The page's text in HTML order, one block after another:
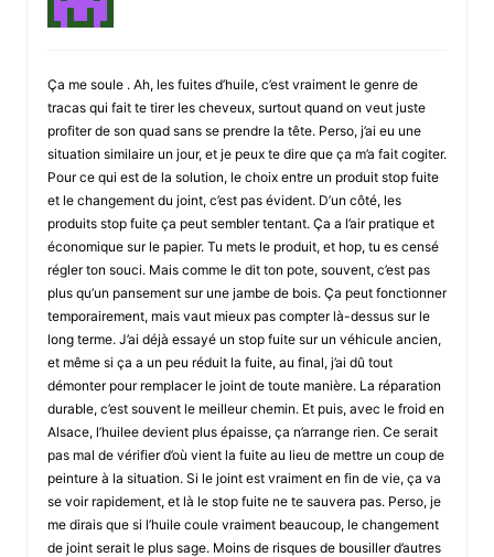
Ça me soule . Ah, les fuites d’huile, c’est vraiment le genre de
tracas qui fait te tirer les cheveux, surtout quand on veut juste
profiter de son quad sans se prendre la tête. Perso, j’ai eu une
situation similaire un jour, et je peux te dire que ça m’a fait cogiter.
Pour ce qui est de la solution, le choix entre un produit stop fuite
et le changement du joint, c’est pas évident. D’un côté, les
produits stop fuite ça peut sembler tentant. Ça a l’air pratique et
économique sur le papier. Tu mets le produit, et hop, tu es censé
régler ton souci. Mais comme le dit ton pote, souvent, c’est pas
plus qu’un pansement sur une jambe de bois. Ça peut fonctionner
temporairement, mais vaut mieux pas compter là-dessus sur le
long terme. J’ai déjà essayé un stop fuite sur un véhicule ancien,
et même si ça a un peu réduit la fuite, au final, j’ai dû tout
démonter pour remplacer le joint de toute manière. La réparation
durable, c’est souvent le meilleur chemin. Et puis, avec le froid en
Alsace, l’huilee devient plus épaisse, ça n’arrange rien. Ce serait
pas mal de vérifier d’où vient la fuite au lieu de mettre un coup de
peinture à la situation. Si le joint est vraiment en fin de vie, ça va
se voir rapidement, et là le stop fuite ne te sauvera pas. Perso, je
me dirais que si l’huile coule vraiment beaucoup, le changement
de joint serait le plus sage. Moins de risques de bousiller d’autres